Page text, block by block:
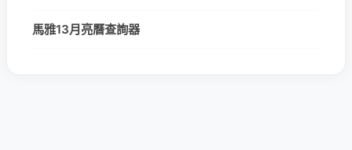
馬雅13月亮曆查詢器